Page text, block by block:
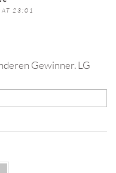
23:01
Gewinner. LG